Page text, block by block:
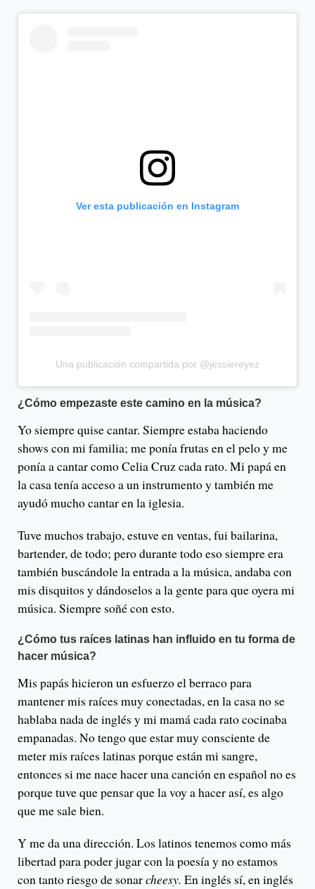
Ver esta publicación en Instagram
Una publicación compartida por @jessiereyez
¿Cómo empezaste este camino en la música?
Yo siempre quise cantar. Siempre estaba haciendo
shows con mi familia; me ponía frutas en el pelo y me
ponía a cantar como Celia Cruz cada rato. Mi papá en
la casa tenía acceso a un instrumento y también me
ayudó mucho cantar en la iglesia.
Tuve muchos trabajo, estuve en ventas, fui bailarina,
bartender, de todo; pero durante todo eso siempre era
también buscándole la entrada a la música, andaba con
mis disquitos y dándoselos a la gente para que oyera mi
música. Siempre soñé con esto.
¿Cómo tus raíces latinas han influido en tu forma de
hacer música?
Mis papás hicieron un esfuerzo el berraco para
mantener mis raíces muy conectadas, en la casa no se
hablaba nada de inglés y mi mamá cada rato cocinaba
empanadas. No tengo que estar muy consciente de
meter mis raíces latinas porque están mi sangre,
entonces si me nace hacer una canción en español no es
porque tuve que pensar que la voy a hacer así, es algo
que me sale bien.
Y me da una dirección. Los latinos tenemos como más
libertad para poder jugar con la poesía y no estamos
con tanto riesgo de sonarcheesy. En inglés sí, en inglés